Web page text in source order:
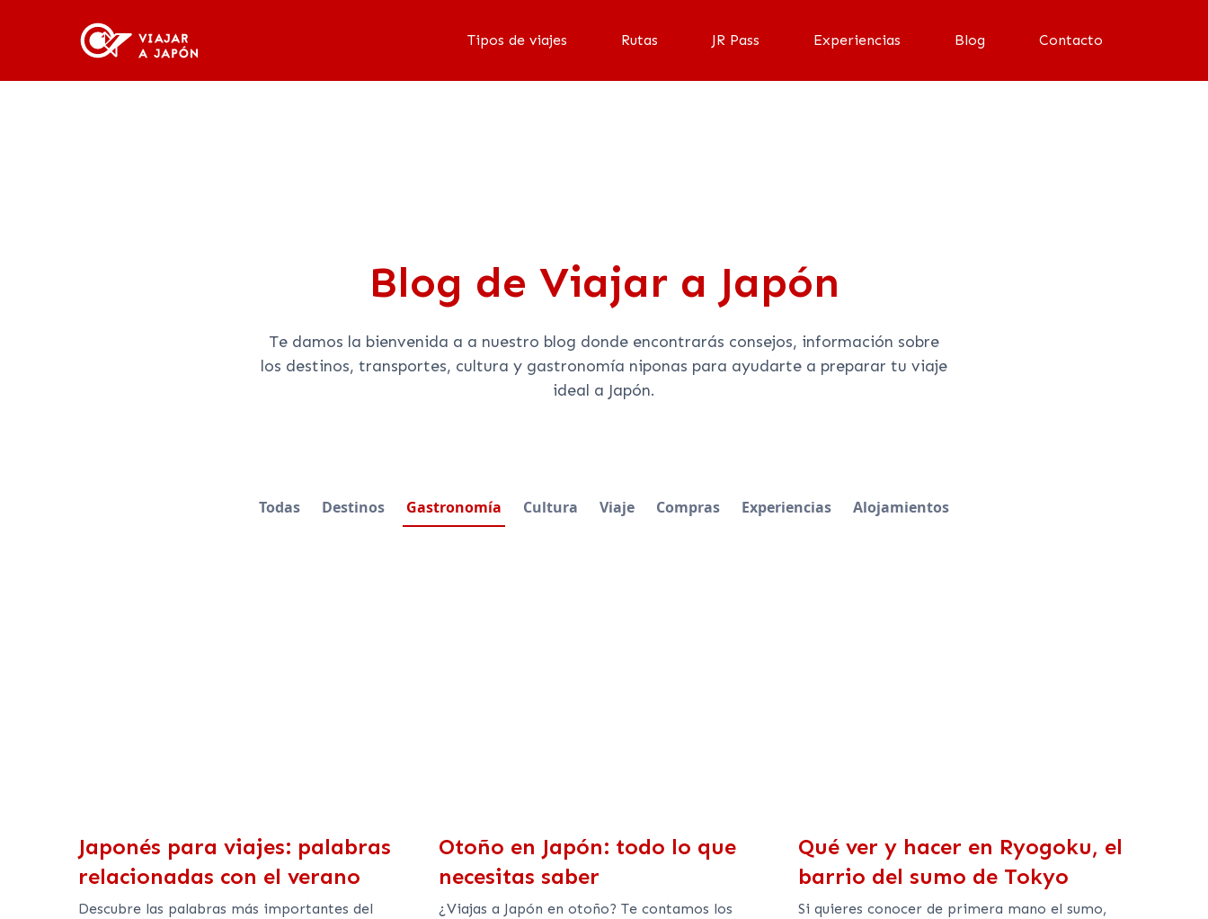
Tipos de viajes Rutas JR Pass Experiencias Blog Contacto
Blog de Viajar a Japón
Te damos la bienvenida a a nuestro blog donde encontrarás consejos, información sobre
los destinos, transportes, cultura y gastronomía niponas para ayudarte a preparar tu viaje
ideal a Japón.
Todas Destinos Gastronomía Cultura Viaje Compras Experiencias Alojamientos
Japonés para viajes: palabras
relacionadas con el verano
Descubre las palabras más importantes del
Otoño en Japón: todo lo que
necesitas saber
¿Viajas a Japón en otoño? Te contamos los
Qué ver y hacer en Ryogoku, el
barrio del sumo de Tokyo
Si quieres conocer de primera mano el sumo,